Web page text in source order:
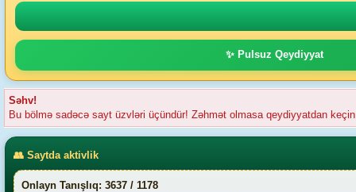
✨ Pulsuz Qeydiyyat
Səhv!
Bu bölmə sadəcə sayt üzvləri üçündür! Zəhmət olmasa qeydiyyatdan
👥 Saytda aktivlik
Onlayn Tanışlıq: 3637 / 1178